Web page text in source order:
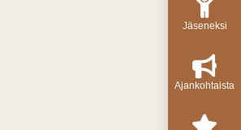
Jäseneksi
Ajankohtaista